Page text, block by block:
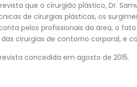
que o cirurgião plástico, Dr.
de cirurgias plásticas, os
pelos profissionais da área, o
cirurgias de contorno corporal, e
concedida em agosto de 2015.